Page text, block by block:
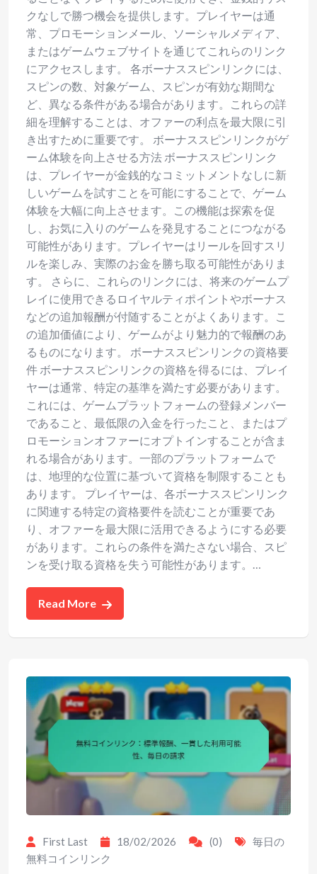
クなしで勝つ機会を提供します。プレイヤーは通
常、プロモーションメール、ソーシャルメディア、
またはゲームウェブサイトを通じてこれらのリンク
にアクセスします。 各ボーナススピンリンクには、
スピンの数、対象ゲーム、スピンが有効な期間な
ど、異なる条件がある場合があります。これらの詳
細を理解することは、オファーの利点を最大限に引
き出すために重要です。 ボーナススピンリンクがゲ
ーム体験を向上させる方法 ボーナススピンリンク
は、プレイヤーが金銭的なコミットメントなしに新
しいゲームを試すことを可能にすることで、ゲーム
体験を大幅に向上させます。この機能は探索を促
し、お気に入りのゲームを発見することにつながる
可能性があります。プレイヤーはリールを回すスリ
ルを楽しみ、実際のお金を勝ち取る可能性がありま
す。 さらに、これらのリンクには、将来のゲームプ
レイに使用できるロイヤルティポイントやボーナス
などの追加報酬が付随することがよくあります。こ
の追加価値により、ゲームがより魅力的で報酬のあ
るものになります。 ボーナススピンリンクの資格要
件 ボーナススピンリンクの資格を得るには、プレイ
ヤーは通常、特定の基準を満たす必要があります。
これには、ゲームプラットフォームの登録メンバー
であること、最低限の入金を行ったこと、またはプ
ロモーションオファーにオプトインすることが含ま
れる場合があります。一部のプラットフォームで
は、地理的な位置に基づいて資格を制限することも
あります。 プレイヤーは、各ボーナススピンリンク
に関連する特定の資格要件を読むことが重要であ
り、オファーを最大限に活用できるようにする必要
があります。これらの条件を満たさない場合、スピ
ンを受け取る資格を失う可能性があります。…
Read More
First Last 18/02/2026 (0)
毎日の
無料コインリンク